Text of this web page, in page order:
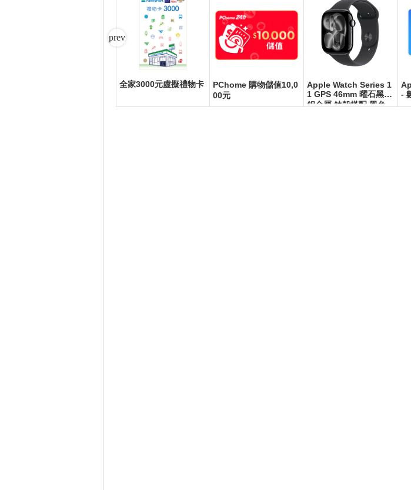
全家3000元虛擬禮物卡
PChome 購物儲值10,0
00元
Apple Watch Series 1
1 GPS 46mm 曜石黑色
鋁金屬 錶殼搭配 黑色
-